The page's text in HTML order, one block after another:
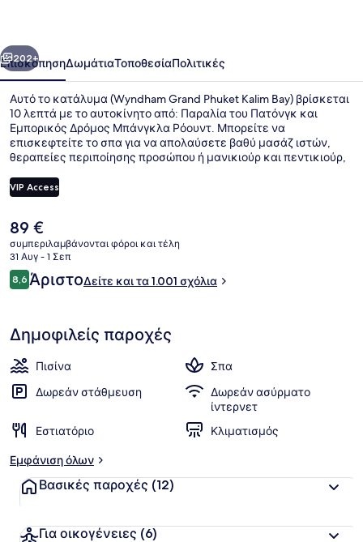
Επόμενο
202+
ΕπισκόπησηΔωμάτιαΤοποθεσίαΠολιτικές
Αυτό το κατάλυμα (Wyndham Grand Phuket Kalim Bay) βρίσκεται
10 λεπτά με το αυτοκίνητο από: Παραλία του Πατόνγκ και
Εμπορικός Δρόμος Μπάνγκλα Ρόουντ. Μπορείτε να
επισκεφτείτε το σπα για να απολαύσετε βαθύ μασάζ ιστών,
θεραπείες περιποίησης προσώπου ή μανικιούρ και πεντικιούρ,
πρωινό, μεσημεριανό και βραδινό, σερβίρει διεθνής κουζίνα. Σε
αυτό το ξενοδοχείο (πολυτελείας) θα βρείτε ακόμη 2
λένε εξαιρετικά πράγματα για το εξυπηρετικό προσωπικό.
VIP Access
Η
τρέχουσα
τιμή
είναι
89 €
89 €
συμπεριλαμβάνονται φόροι και τέλη
31 Αυγ - 1 Σεπ
Σχόλια
8,68,6 στα 10
ΆριστοΔείτε και τα 1.001 σχόλια
Δημοφιλείς παροχές
Πισίνα
Σπα
Δωρεάν στάθμευση
Δωρεάν ασύρματο
ίντερνετ
Εστιατόριο
Κλιματισμός
Εμφάνιση όλων
Βασικές παροχές (12)
Για οικογένειες (6)